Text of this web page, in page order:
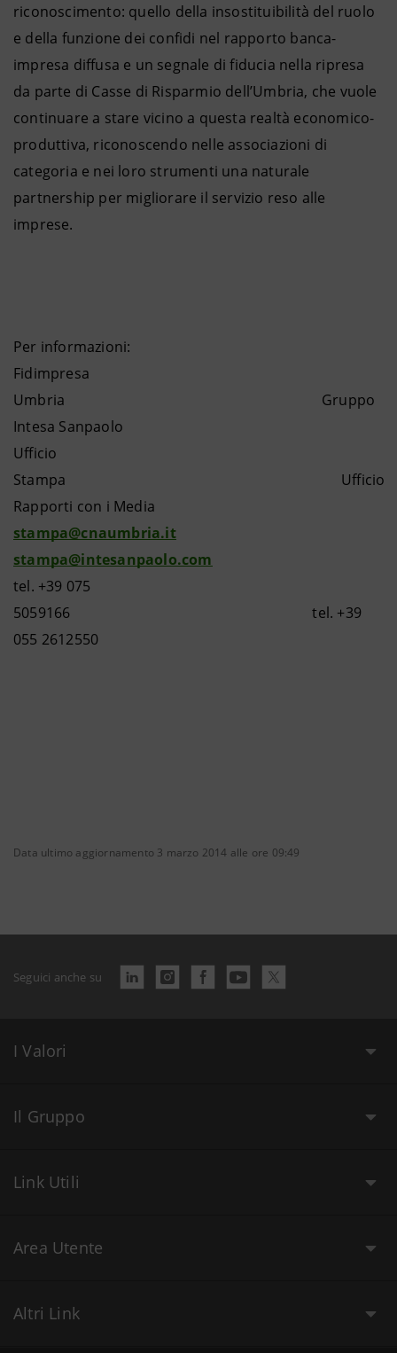
riconoscimento: quello della insostituibilità del ruolo
e della funzione dei confidi nel rapporto banca-
impresa diffusa e un segnale di fiducia nella ripresa
da parte di Casse di Risparmio dell’Umbria, che vuole
continuare a stare vicino a questa realtà economico-
produttiva, riconoscendo nelle associazioni di
categoria e nei loro strumenti una naturale
partnership per migliorare il servizio reso alle
imprese.
Per informazioni:
Fidimpresa
Umbria Gruppo
Intesa Sanpaolo
Ufficio
Stampa Ufficio
Rapporti con i Media
stampa@cnaumbria.it
stampa@intesanpaolo.com
tel. +39 075
5059166 tel. +39
055 2612550
Data ultimo aggiornamento 3 marzo 2014 alle ore 09:49
Seguici anche su
I Valori
Il Gruppo
Link Utili
Area Utente
Altri Link